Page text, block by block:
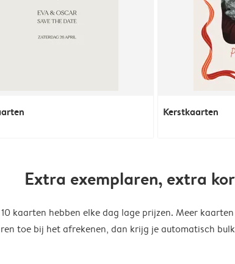
Kerstkaarten
Extra exemplaren, extra
kaarten hebben elke dag lage prijzen. Meer
toe bij het afrekenen, dan krijg je automatisch